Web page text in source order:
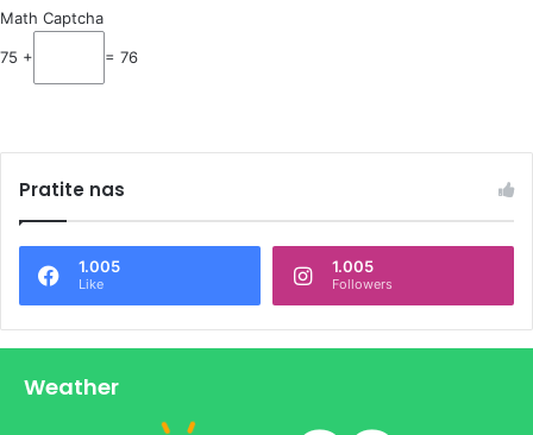
Math Captcha
75 + = 76
Pratite nas
1.005
Like
1.005
Followers
Weather